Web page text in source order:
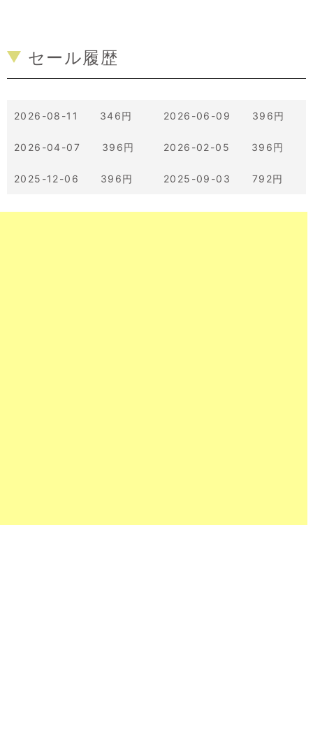
セール履歴
2026-08-11 346円 2026-06-09 396円
2026-04-07 396円 2026-02-05 396円
2025-12-06 396円 2025-09-03 792円